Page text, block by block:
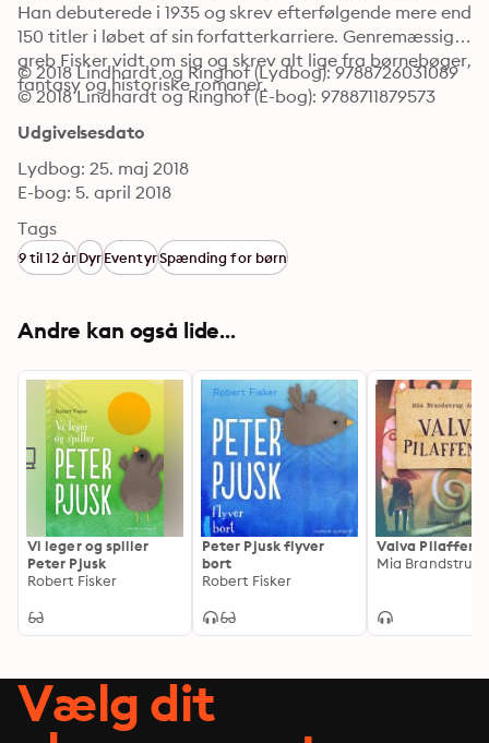
Han debuterede i 1935 og skrev efterfølgende mere end
150 titler i løbet af sin forfatterkarriere. Genremæssigt
greb Fisker vidt om sig og skrev alt lige fra børnebøger,
fantasy og historiske romaner.
© 2018 Lindhardt og Ringhof (Lydbog): 9788726031089
© 2018 Lindhardt og Ringhof (E-bog): 9788711879573
Udgivelsesdato
Lydbog: 25. maj 2018
E-bog: 5. april 2018
Tags
9 til 12 årDyrEventyrSpænding for børn
Andre kan også lide...
Vi leger og spiller
Peter Pjusk
Robert Fisker
Peter Pjusk flyver
bort
Robert Fisker
Valva
Mia Brandstrup
Vælg dit